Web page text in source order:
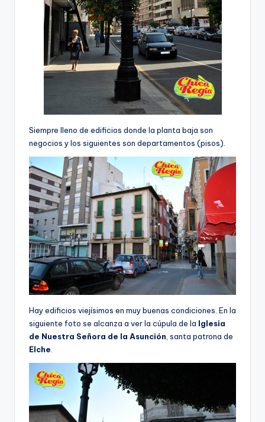
Siempre lleno de edificios donde la planta baja son
negocios y los siguientes son departamentos (pisos).
Hay edificios viejísimos en muy buenas condiciones. En la
siguiente foto se alcanza a ver la cúpula de la Iglesia
de Nuestra Señora de la Asunción , santa patrona de
Elche